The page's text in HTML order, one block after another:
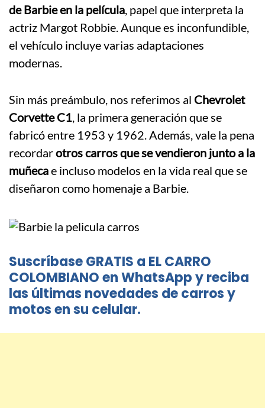
de Barbie en la película, papel que interpreta la
actriz Margot Robbie. Aunque es inconfundible,
el vehículo incluye varias adaptaciones
modernas.
Sin más preámbulo, nos referimos al Chevrolet
Corvette C1, la primera generación que se
fabricó entre 1953 y 1962. Además, vale la pena
recordarotros carros que se vendieron junto a la
muñecae incluso modelos en la vida real que se
diseñaron como homenaje a Barbie.
Suscríbase GRATIS a EL CARRO
COLOMBIANO en WhatsApp y reciba
las últimas novedades de carros y
motos en su celular.